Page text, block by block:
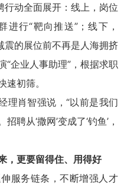
行动全面展开：线上，岗位
行“靶向推送”；线下，
震的展位前不再是人海拥挤
“企业人事助理”，根据求职
初筛。
理肖智强说，“以前是我们
聘从‘撒网’变成了‘钓鱼’，
，更要留得住、用得好
服务链条，不断增强人才